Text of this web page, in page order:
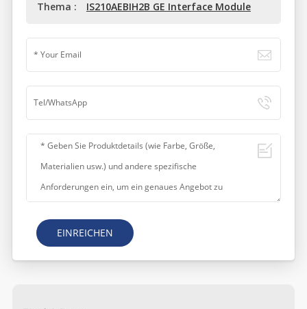
Thema : IS210AEBIH2B GE Interface Module
EINREICHEN